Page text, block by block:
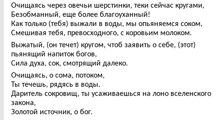
Очищаясь через овечьи шерстинки, теки сейчас кругами,
Безобманный, еще более благоуханный!
Как только (тебя) выжали в воды, мы опьяняемся соком,
Смешивая тебя, превосходного, с коровьим молоком.
Выжатый, (он течет) кругом, чтоб заявить о себе, (этот)
пьянящий напиток богов,
Сила духа, сок, смотрящий далеко.
Очищаясь, о сома, потоком,
Ты течешь, рядясь в воды.
Даритель сокровищ, ты усаживаешься на лоно вселенского
закона,
Золотой источник, о бог.